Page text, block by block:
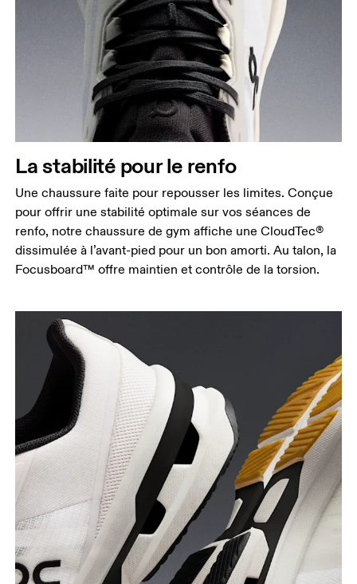
La stabilité pour le renfo
Une chaussure faite pour repousser les limites. Conçue
pour offrir une stabilité optimale sur vos séances de
renfo, notre chaussure de gym affiche une CloudTec®
dissimulée à l’avant-pied pour un bon amorti. Au talon, la
Focusboard™ offre maintien et contrôle de la torsion.